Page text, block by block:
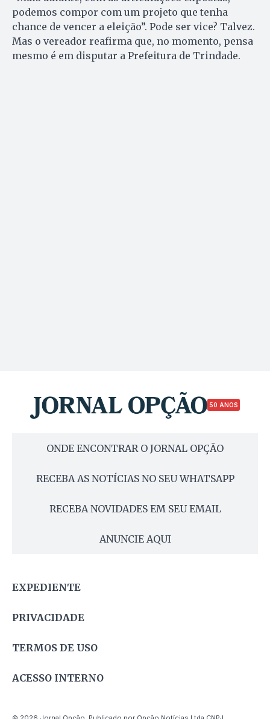
podemos compor com um projeto que tenha
chance de vencer a eleição”. Pode ser vice? Talvez.
Mas o vereador reafirma que, no momento, pensa
mesmo é em disputar a Prefeitura de Trindade.
50 ANOS
ONDE ENCONTRAR O JORNAL OPÇÃO
RECEBA AS NOTÍCIAS NO SEU WHATSAPP
RECEBA NOVIDADES EM SEU EMAIL
ANUNCIE AQUI
EXPEDIENTE
PRIVACIDADE
TERMOS DE USO
ACESSO INTERNO